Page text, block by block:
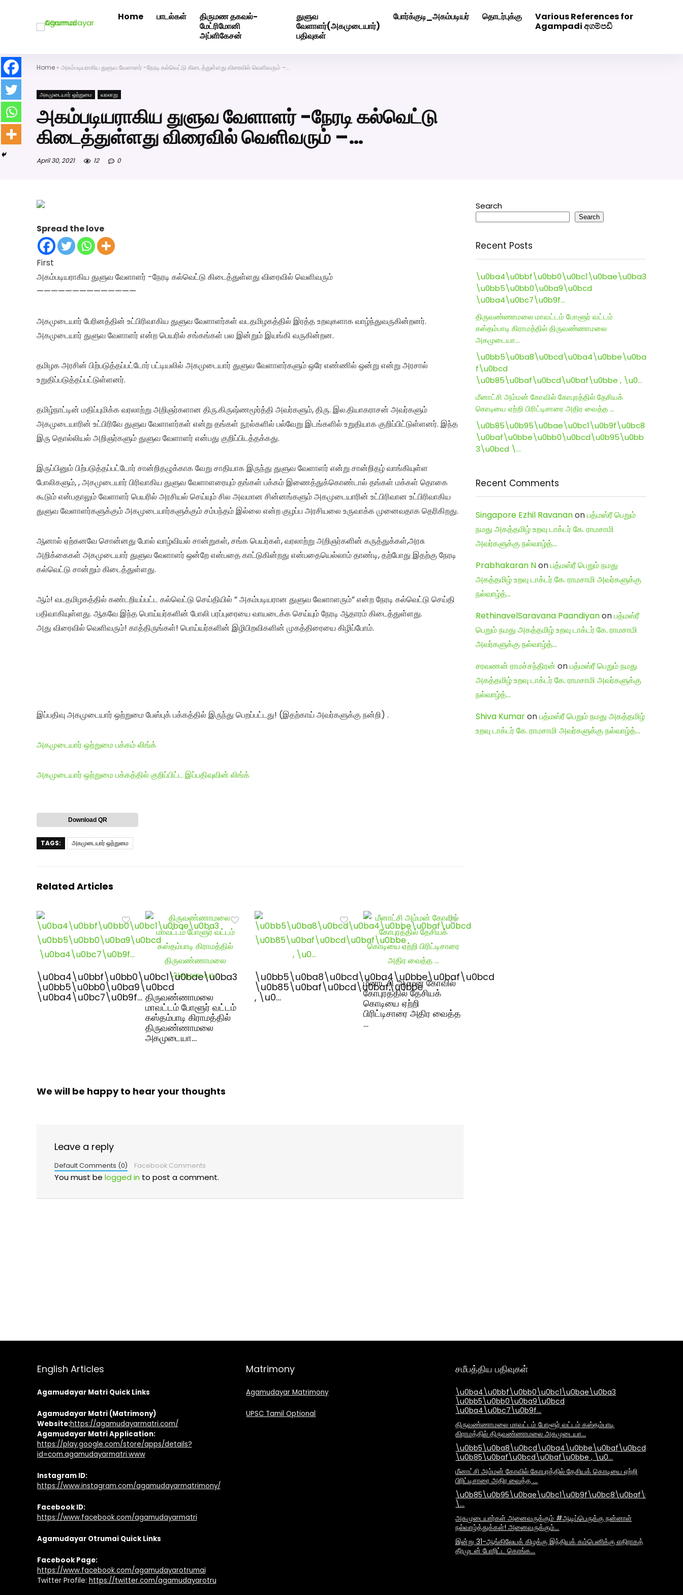
Home பாடல்கள்
திருமண தகவல்-
மேட்ரிமோனி
அப்ளிகேசன்
துளுவ
வேளாளர்(அகமுடையார்)
பதிவுகள்
போர்க்குடி_அகம்படியர் தொடர்புக்கு
Various References for
Agampadi අගම්පඩි
Home » அகம்படியராகிய துளுவ வேளாளர் -நேரடி கல்வெட்டு கிடைத்துள்ளது விரைவில் வெளிவரும் –…
அகமுடையார் ஒற்றுமை வரலாறு
அகம்படியராகிய துளுவ வேளாளர் -நேரடி கல்வெட்டு
கிடைத்துள்ளது விரைவில் வெளிவரும் –…
April 30, 2021 12 0
Spread the love
First
அகம்படியராகிய துளுவ வேளாளர் -நேரடி கல்வெட்டு கிடைத்துள்ளது விரைவில் வெளிவரும்
——————————————
அகமுடையார் பேரினத்தின் உட்பிரிவாகிய துளுவ வேளாளர்கள் வடதமிழகத்தில் இரத்த உறவுகளாக வாழ்ந்துவருகின்றனர்.
அகமுடையார் துளுவ வேளாளர் என்ற பெயரில் சங்கங்கள் பல இன்றும் இயங்கி வருகின்றன.
தமிழக அரசின் பிற்படுத்தப்பட்டோர் பட்டியலில் அகமுடையார் துளுவ வேளாளர்களும் ஒரே எண்ணில் ஒன்று என்று அரசால்
உறுதிப்படுத்தப்பட்டுள்ளனர்.
தமிழ்நாட்டின் மதிப்புமிக்க வரலாற்று அறிஞர்களான திரு.கிருஷ்ணமூர்த்தி அவர்களும், திரு. இல.தியாகராசன் அவர்களும்
அகமுடையாரின் உட்பிரிவே துளுவ வேளாளர்கள் என்று தங்கள் நூல்களில் பல்வேறு இடங்களில் உறுதியாக குறிப்பிட்டுள்ளனர். இந்த
இரு தொல்லியல் அறிஞர்களும் துளுவ வேளாளர் என்பது குறிப்பிடத்தக்கது.
இருப்பினும் பிற்படுத்தப்பட்டோர் சான்றிதழுக்காக வேறு சாதியாக இருந்து துளுவ வேளாளர் என்று சான்றிதழ் வாங்கியுள்ள
போலிகளும், , அகமுடையார் பிரிவாகிய துளுவ வேளாளரையும் தங்கள் பக்கம் இணைத்துக்கொண்டால் தங்கள் மக்கள் தொகை
கூடும் என்பதாலும் வேளாளர் பெயரில் அரசியல் செய்யும் சில அவமான சின்னங்களும் அகமுடையாரின் உட்பிரிவான உட்பிரிவாகிய
துளுவ வேளாளர்களுக்கும் அகமுடையார்களுக்கும் சம்பந்தம் இல்லை என்ற குழப்ப அரசியலை உருவாக்க முனைவதாக தெரிகிறது.
ஆனால் ஏற்கனவே சொன்னது போல் வாழ்வியல் சான்றுகள், சங்க பெயர்கள், வரலாற்று அறிஞர்களின் கருத்துக்கள்,அரசு
அறிக்கைகள் அகமுடையார் துளுவ வேளாளர் ஒன்றே என்பதை காட்டுகின்றது என்பதையெல்லாம் தாண்டி, தற்போது இதற்கு நேரடி
கல்வெட்டு சான்றும் கிடைத்துள்ளது.
ஆம்! வடதமிழகத்தில் கண்டறியப்பட்ட கல்வெட்டு செய்தியில் ” அகம்படியரான துளுவ வேளாளரும்” என்ற நேரடி கல்வெட்டு செய்தி
பதிவாகியுள்ளது. ஆகவே இந்த பொய்யர்களின் போலி பரப்புரையை வாயடைக்க செய்யும் நேரடி ஆதாரம் கிடைத்துள்ளது.
அது விரைவில் வெளிவரும்! காத்திருங்கள்! பொய்யர்களின் இழிபிறவிகளின் முகத்திரையை கிழிப்போம்.
இப்பதிவு அகமுடையார் ஒற்றுமை பேஸ்புக் பக்கத்தில் இருந்து பெறப்பட்டது! (இதற்காய் அவர்களுக்கு நன்றி) .
அகமுடையார் ஒற்றுமை பக்கம் லிங்க்
அகமுடையார் ஒற்றுமை பக்கத்தில் குறிப்பிட்ட இப்பதிவுவின் லிங்க்
Download QR
TAGS: அகமுடையார் ஒற்றுமை
Related Articles
\u0ba4\u0bbf\u0bb0\u0bc1\u0bae\u0ba3
\u0bb5\u0bb0\u0ba9\u0bcd
\u0ba4\u0bc7\u0b9f… திருவண்ணாமலை
மாவட்டம் போளூர் வட்டம்
கஸ்தம்பாடி கிராமத்தில்
திருவண்ணாமலை
அகமுடையா…
\u0bb5\u0ba8\u0bcd\u0ba4\u0bbe\u0baf\u0bcd
\u0b85\u0baf\u0bcd\u0baf\u0bbe
, \u0…
மீனாட்சி அம்மன் கோவில்
கோபுரத்தில் தேசியக்
கொடியை ஏற்றி
பிரிட்டிசாரை அதிர வைத்த
…
We will be happy to hear your thoughts
Leave a reply
Default Comments (0) Facebook Comments
You must be logged in to post a comment.
Search
Search
Recent Posts
\u0ba4\u0bbf\u0bb0\u0bc1\u0bae\u0ba3
\u0bb5\u0bb0\u0ba9\u0bcd
\u0ba4\u0bc7\u0b9f…
திருவண்ணாமலை மாவட்டம் போளூர் வட்டம்
கஸ்தம்பாடி கிராமத்தில் திருவண்ணாமலை
அகமுடையா…
\u0bb5\u0ba8\u0bcd\u0ba4\u0bbe\u0ba
f\u0bcd
\u0b85\u0baf\u0bcd\u0baf\u0bbe , \u0…
மீனாட்சி அம்மன் கோவில் கோபுரத்தில் தேசியக்
கொடியை ஏற்றி பிரிட்டிசாரை அதிர வைத்த …
\u0b85\u0b95\u0bae\u0bc1\u0b9f\u0bc8
\u0baf\u0bbe\u0bb0\u0bcd\u0b95\u0bb
3\u0bcd \…
Recent Comments
Singapore Ezhil Ravananonபத்மஸ்ரீ பெறும்
நமது அகத்தமிழ் உறவு டாக்டர் கே. ராமசாமி
அவர்களுக்கு நல்வாழ்த்…
Prabhakaran Nonபத்மஸ்ரீ பெறும் நமது
அகத்தமிழ் உறவு டாக்டர் கே. ராமசாமி அவர்களுக்கு
நல்வாழ்த்…
RethinavelSaravana Paandiyanonபத்மஸ்ரீ
பெறும் நமது அகத்தமிழ் உறவு டாக்டர் கே. ராமசாமி
அவர்களுக்கு நல்வாழ்த்…
சரவணன் ராமச்சந்திரன் onபத்மஸ்ரீ பெறும் நமது
அகத்தமிழ் உறவு டாக்டர் கே. ராமசாமி அவர்களுக்கு
நல்வாழ்த்…
Shiva Kumaronபத்மஸ்ரீ பெறும் நமது அகத்தமிழ்
உறவு டாக்டர் கே. ராமசாமி அவர்களுக்கு நல்வாழ்த்…
English Articles
Agamudayar Matri Quick Links
Agamudayar Matri (Matrimony)
Website:https://agamudayarmatri.com/
Agamudayar Matri Application:
https://play.google.com/store/apps/details?
id=com.agamudayarmatri.www
Instagram ID:
https://www.instagram.com/agamudayarmatrimony/
Facebook ID:
https://www.facebook.com/agamudayarmatri
Agamudayar Otrumai Quick Links
Facebook Page:
https://www.facebook.com/agamudayarotrumai
Twitter Profile: https://twitter.com/agamudayarotru
Matrimony
Agamudayar Matrimony
UPSC Tamil Optional
சமீபத்திய பதிவுகள்
\u0ba4\u0bbf\u0bb0\u0bc1\u0bae\u0ba3
\u0bb5\u0bb0\u0ba9\u0bcd
\u0ba4\u0bc7\u0b9f…
திருவண்ணாமலை மாவட்டம் போளூர் வட்டம் கஸ்தம்பாடி
கிராமத்தில் திருவண்ணாமலை அகமுடையா…
\u0bb5\u0ba8\u0bcd\u0ba4\u0bbe\u0baf\u0bcd
\u0b85\u0baf\u0bcd\u0baf\u0bbe , \u0…
மீனாட்சி அம்மன் கோவில் கோபுரத்தில் தேசியக் கொடியை ஏற்றி
பிரிட்டிசாரை அதிர வைத்த …
\…
அகமுடையார்கள் அனைவருக்கும் #ஆடிப்பெருக்கு நன்னாள்
நல்வாழ்த்துக்கள்! அனைவருக்கும்…
இன்று 31-ஆங்கிலேயக் கிழக்கு இந்தியக் கம்பெனிக்கு எதிராகத்
தீரமுடன் போரிட்ட கொங்க…
அகமுடையார் திருமண வரன்களுக்கு அகமுடையார்மேட்ரி-பெண் வீட்டாருக்கு 100% இலவச திருமண சேவை! வாட்ஸப் எண்: 7200507629 Click Here to Download Matrimony App